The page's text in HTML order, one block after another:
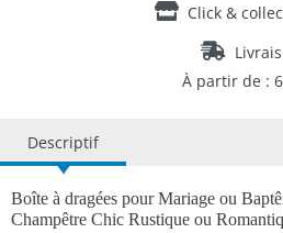
Click &
À partir de :
Descriptif
Boîte à dragées pour Mariage ou
Champêtre Chic Rustique ou